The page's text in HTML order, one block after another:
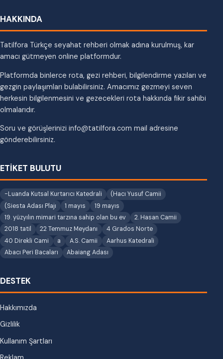
HAKKINDA
Tatilfora Türkçe seyahat rehberi olmak adına kurulmuş, kar
amacı gütmeyen online platformdur.
Platformda binlerce rota, gezi rehberi, bilgilendirme yazıları ve
gezgin paylaşımları bulabilirsiniz. Amacımız gezmeyi seven
herkesin bilgilenmesini ve gezecekleri rota hakkında fikir sahibi
olmalarıdır.
Soru ve görüşlerinizi info@tatilfora.com mail adresine
gönderebilirsiniz.
ETİKET BULUTU
-Luanda Kutsal Kurtarıcı Katedrali
(Hacı Yusuf Camii
(Siesta Adası Plajı
1 mayıs
19 mayıs
19. yüzyılın mimari tarzına sahip olan bu ev
2. Hasan Camii
2018 tatil
22 Temmuz Meydanı
4 Grados Norte
40 Direkli Cami
a A.S. Camii
Aarhus Katedrali
Abacı Peri Bacaları
Abaiang Adası
DESTEK
Hakkımızda
Gizlilik
Kullanım Şartları